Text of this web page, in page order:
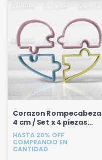
Corazon Rompecabeza
4 cm / Set x 4 piezas
Enamorados
HASTA 20% OFF
COMPRANDO EN
CANTIDAD